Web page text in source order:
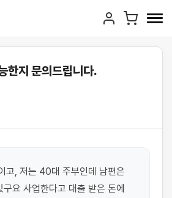
한지 문의드립니다.
고, 저는 40대 주부인데 남편은
요 사업한다고 대출 받은 돈에